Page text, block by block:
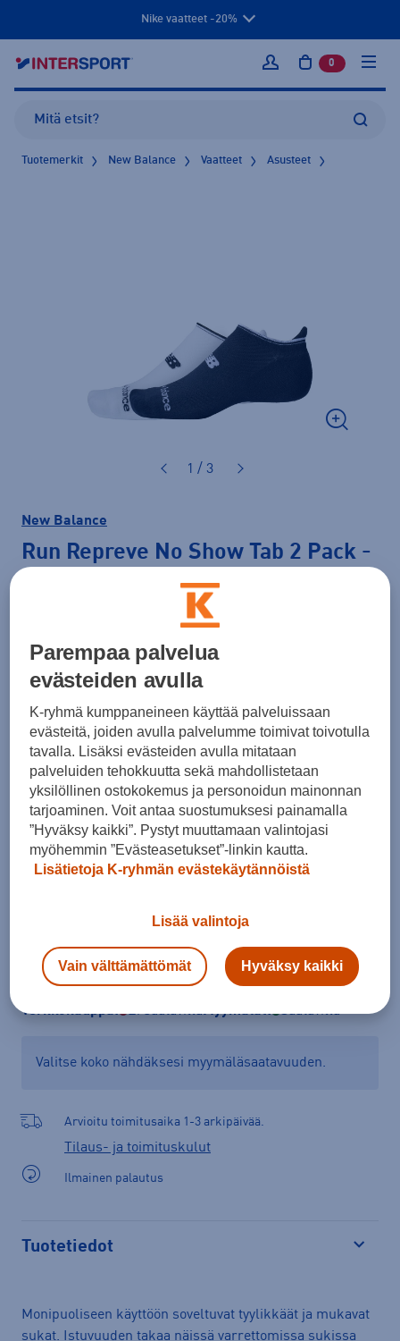
Nike vaatteet -20%
Kirjaudu sisään
0 tuotetta
Tuotemerkit New Balance Vaatteet Asusteet
1 / 3
New Balance
Run Repreve No Show Tab 2 Pack -
varrettomat sukat
Väri Valkoinen
Koko
Kokotaulukko
Tarkista saatavuus ja tilaa myymälästä
Verkkokauppa: Ei saatavillaMyymälät: Saatavilla
Valitse koko nähdäksesi myymäläsaatavuuden.
Arvioitu toimitusaika 1-3 arkipäivää.
Tilaus- ja toimituskulut
Ilmainen palautus
Tuotetiedot
Monipuoliseen käyttöön soveltuvat tyylikkäät ja mukavat
sukat. Istuvuuden takaa näissä varrettomissa sukissa
Parempaa palvelua
evästeiden avulla
K-ryhmä kumppaneineen käyttää palveluissaan
evästeitä, joiden avulla palvelumme toimivat toivotulla
tavalla. Lisäksi evästeiden avulla mitataan
palveluiden tehokkuutta sekä mahdollistetaan
yksilöllinen ostokokemus ja personoidun mainonnan
tarjoaminen. Voit antaa suostumuksesi painamalla
”Hyväksy kaikki”. Pystyt muuttamaan valintojasi
myöhemmin ”Evästeasetukset”-linkin kautta.
Lisätietoja K-ryhmän evästekäytännöistä
Lisää valintoja
Vain välttämättömät Hyväksy kaikki